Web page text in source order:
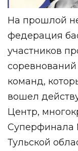
На прошлой
федерация
участников
соревнований
команд,
вошел
Центр,
Суперфинала
Тульской